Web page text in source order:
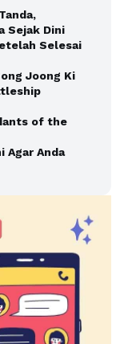
Sejak Dini
Selesai
Joong Ki
of the
Agar Anda